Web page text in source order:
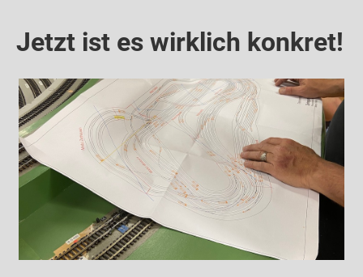
Jetzt ist es wirklich konkret!